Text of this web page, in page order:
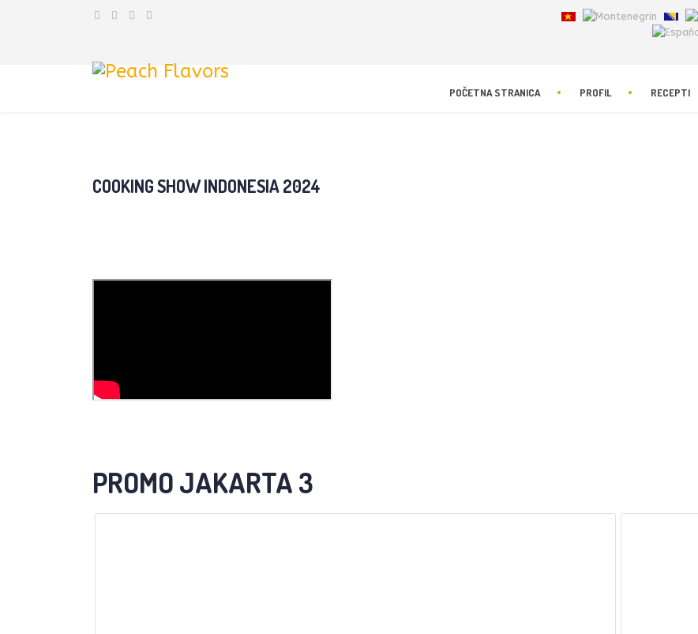
POČETNA STRANICA PROFIL RECEPTI
COOKING SHOW INDONESIA 2024
PROMO JAKARTA 3